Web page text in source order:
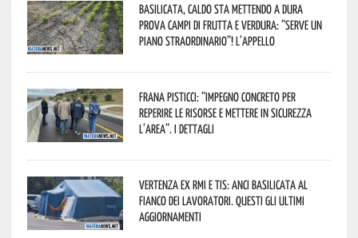
Basilicata, caldo sta mettendo a dura
prova campi di frutta e verdura: “Serve un
piano straordinario”! L’appello
Frana Pisticci: “Impegno concreto per
reperire le risorse e mettere in sicurezza
l’area”. I dettagli
Vertenza ex RMI e TIS: ANCI Basilicata al
fianco dei lavoratori. Questi gli ultimi
aggiornamenti